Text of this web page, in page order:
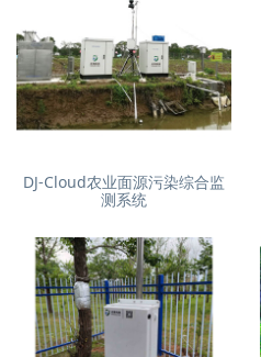
DJ-Cloud农业面源污染综合监
测系统